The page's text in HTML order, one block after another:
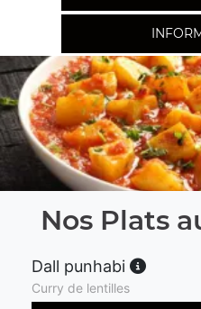
Nos Plats
Dall punhabi
Curry de lentilles